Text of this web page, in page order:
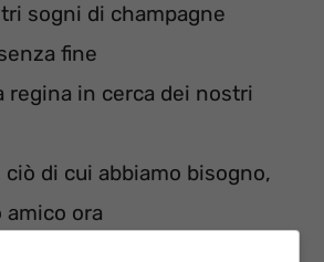
sogni di champagne
fine
regina in cerca dei nostri
di cui abbiamo bisogno,
ora